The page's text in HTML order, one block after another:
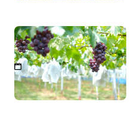
ぶどう狩り／有田巨峰村
8月上旬～9月下旬